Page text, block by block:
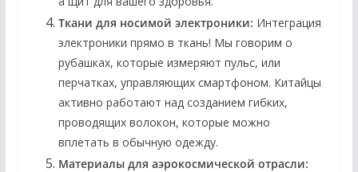
Ткани для носимой электроники: Интеграция
электроники прямо в ткань! Мы говорим о
рубашках, которые измеряют пульс, или
перчатках, управляющих смартфоном. Китайцы
активно работают над созданием гибких,
проводящих волокон, которые можно
вплетать в обычную одежду.
Материалы для аэрокосмической отрасли: